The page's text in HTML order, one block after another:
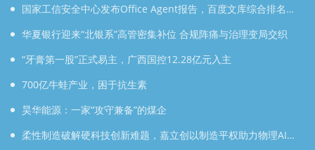
国家工信安全中心发布Office Agent报告，百度文库综合排名第
一 华夏银行迎来“北银系”高管密集补位 合规阵痛与治理变局交织
“牙膏第一股”正式易主，广西国控12.28亿元入主
700亿牛蛙产业，困于抗生素
昊华能源：一家“攻守兼备”的煤企
柔性制造破解硬科技创新难题，嘉立创以制造平权助力物理AI落